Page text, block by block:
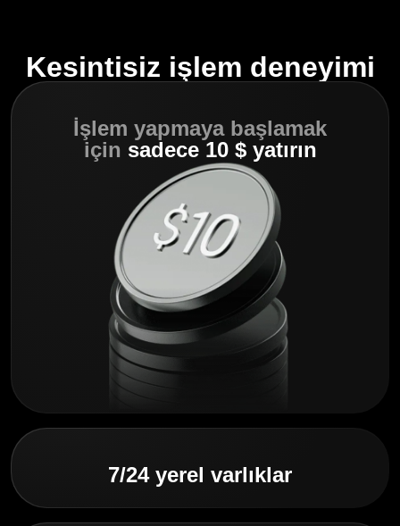
Kesintisiz işlem deneyimi
İşlem yapmaya başlamak
için sadece 10 $ yatırın
7/24 yerel varlıklar